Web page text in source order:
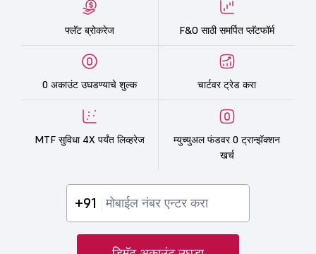
फ्लॅट ब्रोकरेज F&O साठी समर्पित प्लॅटफॉर्म
0 अकाउंट उघडण्याचे शुल्क चार्टवर ट्रेड करा
MTF सुविधा 4X पर्यंत लिव्हरेज
म्युच्युअल फंडवर 0 ट्रान्झॅक्शन
खर्च
+91